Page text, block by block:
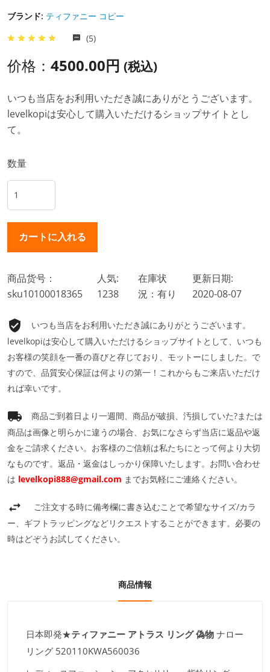
ブランド: ティファニー コピー
(5)
价格： 4500.00円 (税込)
いつも当店をお利用いただき誠にありがとうございます。
levelkopiは安心して購入いただけるショップサイトとし
て。
数量
商品货号：
sku10100018365
人気:
1238
在庫状
況：有り
更新日期:
2020-08-07
いつも当店をお利用いただき誠にありがとうございます。
levelkopiは安心して購入いただけるショップサイトとして、いつも
お客様の笑顔を一番の喜びと存じており、モットーにしました。で
すので、品質安心保証は何よりの第一！これからもご来店いただけ
れば幸いです。
商品ご到着日より一週間、商品が破損、汚損していた?または
商品は画像と明らかに違うの場合、お気になさらず当店に返品や返
金をご請求ください。お客様のご信頼は私たちにとって何より大切
なものです。返品・返金はしっかり保障いたします。お問い合わせ
は levelkopi888@gmail.com までお気軽にご連絡ください。
ご注文する時に備考欄に書き込むことで希望なサイズ/カラ
ー、ギフトラッピングなどリクエストすることができます。必要の
時はどぞうお試してください。
商品情報
日本即発★ティファニー アトラス リング 偽物 ナロー
リング 520110KWA560036